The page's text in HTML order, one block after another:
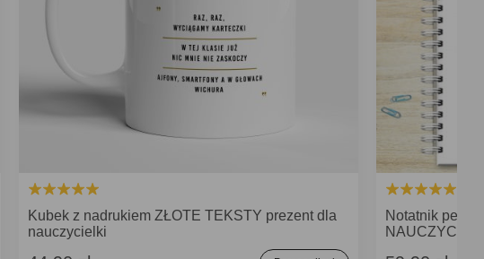
Kubek z nadrukiem ZŁOTE TEKSTY prezent dla
nauczycielki
Notatnik